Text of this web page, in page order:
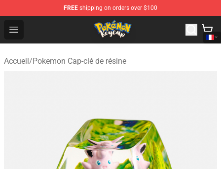
FREE shipping on orders over $100
Open menu
Pokemon Keycap Shop - The Best Store of Pokemon
Accueil/Pokemon Cap-clé de résine